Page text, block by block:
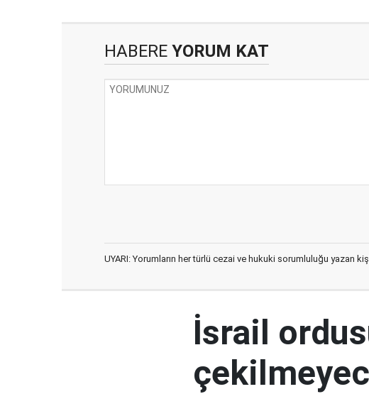
HABERE YORUM KAT
UYARI: Yorumların her türlü cezai ve hukuki sorumluluğu yazan
İsrail